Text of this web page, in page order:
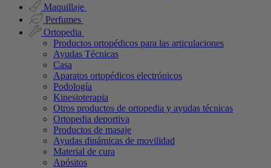
Maquillaje
Perfumes
Ortopedia
Productos ortopédicos para las articulaciones
Ayudas Técnicas
Casa
Aparatos ortopédicos electrónicos
Podología
Kinesioterapia
Otros productos de ortopedia y ayudas técnicas
Ortopedia deportiva
Productos de masaje
Ayudas dinámicas de movilidad
Material de cura
Apósitos